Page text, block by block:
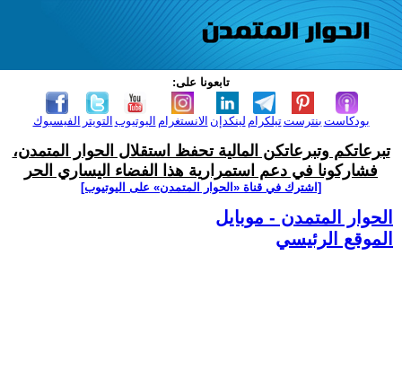
تابعونا على:
الفيسبوك التويتر اليوتيوب الانستغرام لينكدإن تيلكرامبنترست بودكاست
تبرعاتكم وتبرعاتكن المالية تحفظ استقلال الحوار المتمدن،
فشاركونا في دعم استمرارية هذا الفضاء اليساري الحر
[اشترك في قناة ‫«الحوار المتمدن» على اليوتيوب]
الحوار المتمدن - موبايل
الموقع الرئيسي